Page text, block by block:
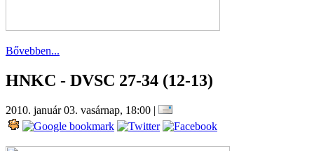
Bővebben...
HNKC - DVSC 27-34 (12-13)
2010. január 03. vasárnap, 18:00 |